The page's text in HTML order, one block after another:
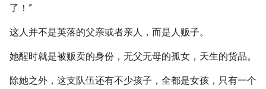
了！”
这人并不是英落的父亲或者亲人，而是人贩子。
她醒时就是被贩卖的身份，无父无母的孤女，天生的货品。
除她之外，这支队伍还有不少孩子，全都是女孩，只有一个